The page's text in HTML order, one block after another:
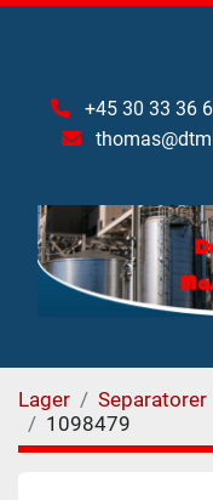
+45 30 33 36
Lager Separatorer
1098479